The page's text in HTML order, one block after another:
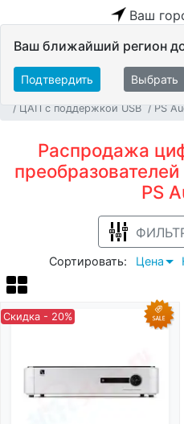
Ваш
Ваш ближайший регион
Подтвердить Выбрать
ЦАП с поддержкой USB
PS
Распродажа
PS
Сортировать: Цена
Скидка - 20%